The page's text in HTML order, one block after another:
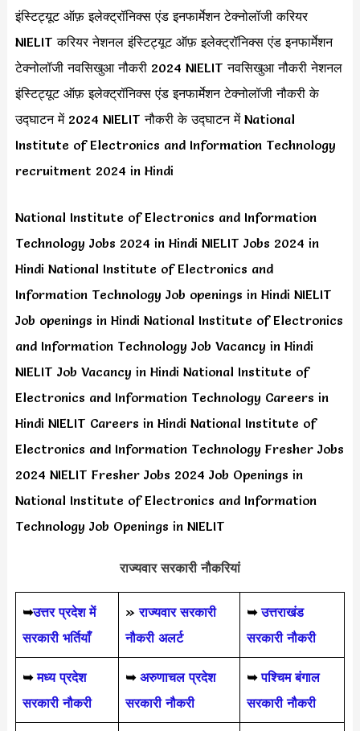
इंस्टिट्यूट ऑफ़ इलेक्ट्रॉनिक्स एंड इनफार्मेशन टेक्नोलॉजी करियर
NIELIT करियर नेशनल इंस्टिट्यूट ऑफ़ इलेक्ट्रॉनिक्स एंड इनफार्मेशन
टेक्नोलॉजी नवसिखुआ नौकरी 2024 NIELIT नवसिखुआ नौकरी नेशनल
इंस्टिट्यूट ऑफ़ इलेक्ट्रॉनिक्स एंड इनफार्मेशन टेक्नोलॉजी नौकरी के
उद्घाटन में 2024 NIELIT नौकरी के उद्घाटन में National
Institute of Electronics and Information Technology
recruitment 2024 in Hindi
National Institute of Electronics and Information
Technology Jobs 2024 in Hindi NIELIT Jobs 2024 in
Hindi National Institute of Electronics and
Information Technology Job openings in Hindi NIELIT
Job openings in Hindi National Institute of Electronics
and Information Technology Job Vacancy in Hindi
NIELIT Job Vacancy in Hindi National Institute of
Electronics and Information Technology Careers in
Hindi NIELIT Careers in Hindi National Institute of
Electronics and Information Technology Fresher Jobs
2024 NIELIT Fresher Jobs 2024 Job Openings in
National Institute of Electronics and Information
Technology Job Openings in NIELIT
राज्यवार सरकारी नौकरियां
➥उत्तर प्रदेश में
सरकारी भर्तियाँ
»राज्यवार सरकारी
नौकरी अलर्ट
➥ उत्तराखंड
सरकारी नौकरी
➥ मध्य प्रदेश
सरकारी नौकरी
➥ अरुणाचल प्रदेश
सरकारी नौकरी
➥ पश्चिम बंगाल
सरकारी नौकरी